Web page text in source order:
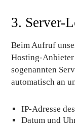
3. Server-
Beim Aufruf
Hosting-
sogenannten
automatisch an
IP-Adresse
Datum und